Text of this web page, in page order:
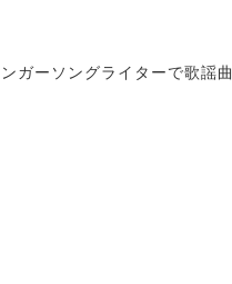
ガーソングライターで歌謡曲